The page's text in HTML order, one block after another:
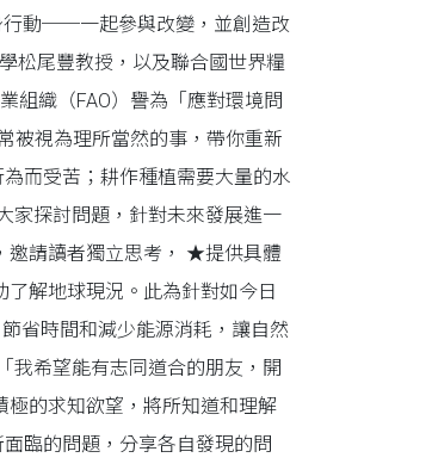
行動──一起參與改變，並創造改
松尾豐教授，以及聯合國世界糧
組織（FAO）譽為「應對環境問
被視為理所當然的事，帶你重新
而受苦；耕作種植需要大量的水
家探討問題，針對未來發展進一
邀請讀者獨立思考， ★提供具體
解地球現況。此為針對如今日
省時間和減少能源消耗，讓自然
我希望能有志同道合的朋友，開
的求知欲望，將所知道和理解
臨的問題，分享各自發現的問